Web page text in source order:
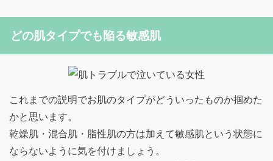
どの肌タイプでも陥る敏感肌
これまでの説明でお肌のタイプがどういったものか掴めた
かと思います。
乾燥肌・混合肌・脂性肌の方は加えて敏感肌という状態に
ならないように気を付けましょう。